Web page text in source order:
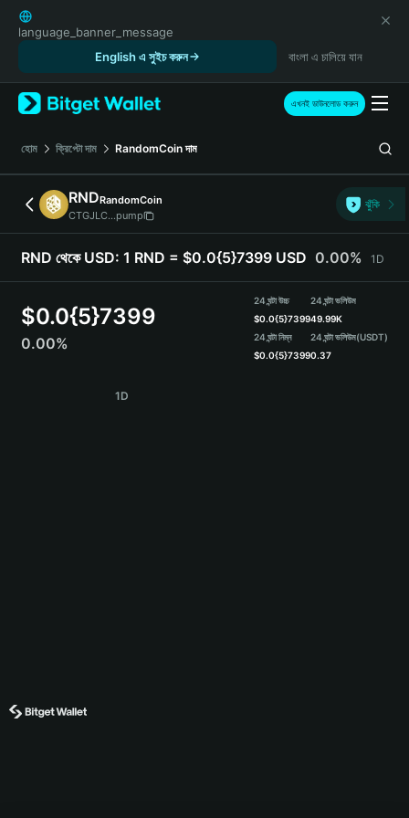
English
日本語
Русский
Español (Latinoamérica)
Türkçe
Italiano
Deutsch
简体中文
繁體中文
Português (Portugal)
हिन्दी
Español (Argentina)
language_banner_message
English এ সুইচ করুন
বাংলা এ চালিয়ে যান
এখনই ডাউনলোড করুন
হোম ক্রিপ্টো দাম RandomCoin দাম
RNDRandomCoin
CTGJLC...pump
ঝুঁকি
RND থেকে USD: 1 RND = $0.0{5}7399 USD 0.00% 1D
$0.0{5}7399
0.00%
24 ঘন্টা উচ্চ
$0.0{5}7399
24 ঘন্টা নিম্ন
$0.0{5}7399
24 ঘন্টা ভলিউম
49.99K
24 ঘন্টা ভলিউম(USDT)
0.37
1D